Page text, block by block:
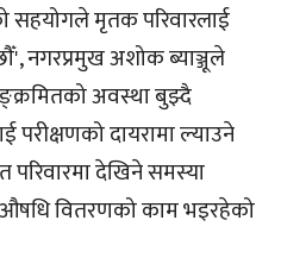
सहयोगले मृतक परिवारलाई
नगरप्रमुख अशोक ब्याञ्जूले
अवस्था बुझ्दै
दायरामा ल्याउने
देखिने समस्या
औषधि वितरणको काम भइरहेको